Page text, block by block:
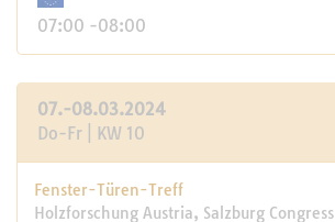
07:00 -08:00
07.-08.03.2024
Do-Fr | KW 10
Fenster-Türen-Treff
Holzforschung Austria, Salzburg Congress